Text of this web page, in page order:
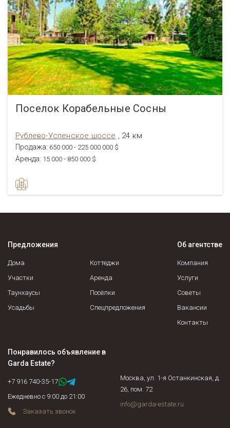
Поселок Корабельные Сосны
Рублево-Успенское шоссе , 24 км
Продажа: 650 000 - 225 000 000 $
Аренда: 15 000 - 850 000 $
Предложения
Дома
Участки
Таунхаусы
Усадьбы
Коттеджи
Аренда
Посёлки
Спецпредложения
Об агентстве
Компания
Услуги
Советы
Вакансии
Контакты
Понравилось объявление в
Garda Estate?
+7 916 740-35-17
Ежедневно с 9:00 до 21:00
Заказать звонок
Москва, ул. 1-я Останкинская, д.
26, пом. 72
info@garda-estate.ru